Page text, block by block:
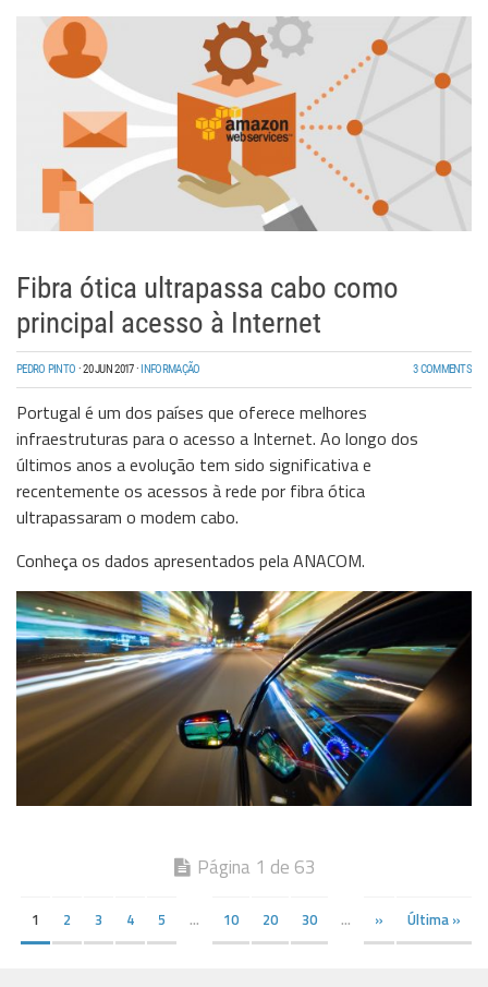
Fibra ótica ultrapassa cabo como
principal acesso à Internet
PEDRO PINTO ·20 JUN 2017· INFORMAÇÃO 3 COMMENTS
Portugal é um dos países que oferece melhores
infraestruturas para o acesso a Internet. Ao longo dos
últimos anos a evolução tem sido significativa e
recentemente os acessos à rede por fibra ótica
ultrapassaram o modem cabo.
Conheça os dados apresentados pela ANACOM.
Página 1 de 63
1 2 3 4 5 ... 10 20 30 ... » Última »